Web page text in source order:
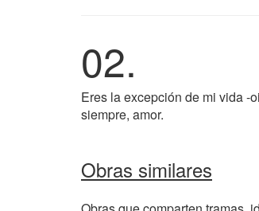
02.
Eres la excepción de mi vida -
siempre, amor.
Obras similares